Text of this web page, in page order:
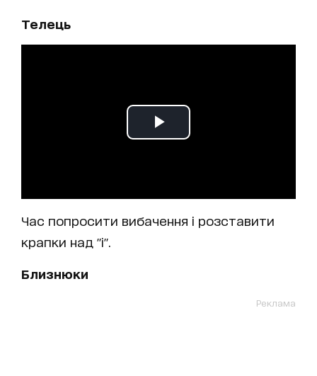
Телець
Час попросити вибачення і розставити
крапки над "і".
Близнюки
Реклама